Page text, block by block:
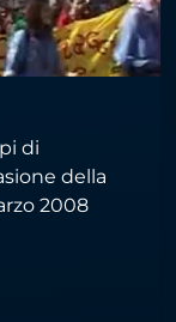
di
della
2008